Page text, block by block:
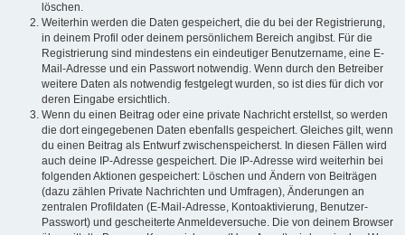
löschen.
Weiterhin werden die Daten gespeichert, die du bei der Registrierung,
in deinem Profil oder deinem persönlichem Bereich angibst. Für die
Registrierung sind mindestens ein eindeutiger Benutzername, eine E-
Mail-Adresse und ein Passwort notwendig. Wenn durch den Betreiber
weitere Daten als notwendig festgelegt wurden, so ist dies für dich vor
deren Eingabe ersichtlich.
Wenn du einen Beitrag oder eine private Nachricht erstellst, so werden
die dort eingegebenen Daten ebenfalls gespeichert. Gleiches gilt, wenn
du einen Beitrag als Entwurf zwischenspeicherst. In diesen Fällen wird
auch deine IP-Adresse gespeichert. Die IP-Adresse wird weiterhin bei
folgenden Aktionen gespeichert: Löschen und Ändern von Beiträgen
(dazu zählen Private Nachrichten und Umfragen), Änderungen an
zentralen Profildaten (E-Mail-Adresse, Kontoaktivierung, Benutzer-
Passwort) und gescheiterte Anmeldeversuche. Die von deinem Browser